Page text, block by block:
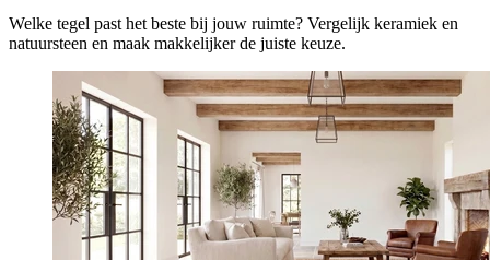
Welke tegel past het beste bij jouw ruimte? Vergelijk keramiek en
natuursteen en maak makkelijker de juiste keuze.